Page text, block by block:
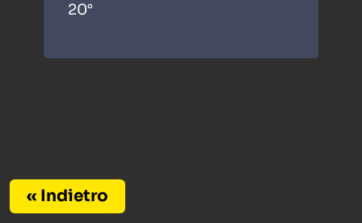
20°
« Indietro